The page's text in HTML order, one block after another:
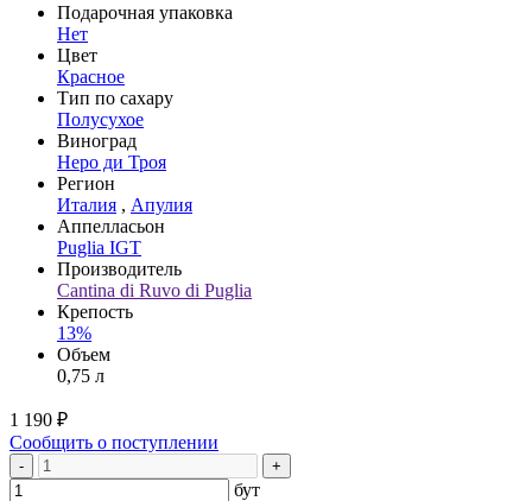
Подарочная упаковка
Нет
Цвет
Красное
Тип по сахару
Полусухое
Виноград
Неро ди Троя
Регион
Италия , Апулия
Аппелласьон
Puglia IGT
Производитель
Cantina di Ruvo di Puglia
Крепость
13%
Объем
0,75 л
1 190 ₽
Сообщить о поступлении
- +
бут